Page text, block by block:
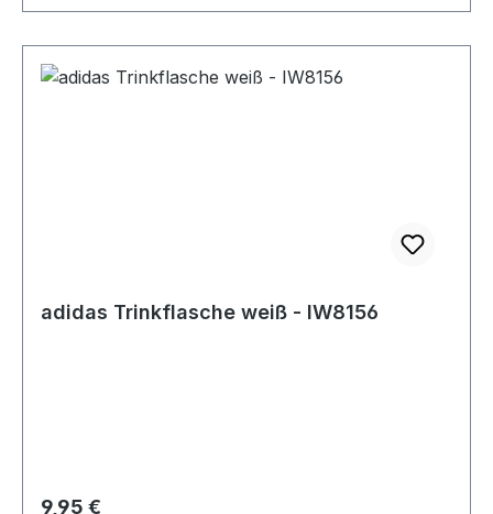
adidas Trinkflasche weiß - IW8156
Regulärer Preis:
9,95 €